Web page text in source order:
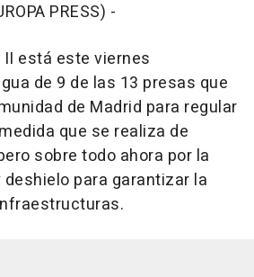
PRESS) -
II está este viernes
de 9 de las 13 presas que
de Madrid para regular
que se realiza de
sobre todo ahora por la
para garantizar la